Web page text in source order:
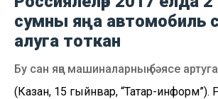
сумны яңа автомобиль
алуга тоткан
Бу сан яңа машиналарның бәясе
(Казан, 15 гыйнвар, “Татар-информ”).